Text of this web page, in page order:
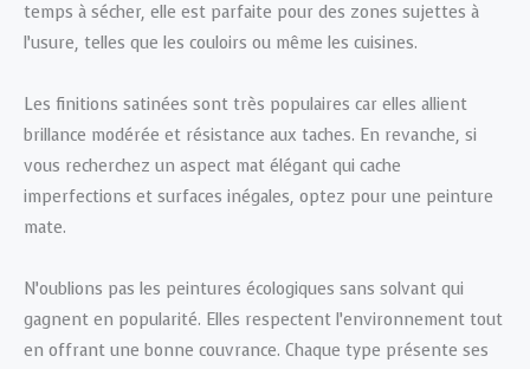
temps à sécher, elle est parfaite pour des zones sujettes à
l’usure, telles que les couloirs ou même les cuisines.
Les finitions satinées sont très populaires car elles allient
brillance modérée et résistance aux taches. En revanche, si
vous recherchez un aspect mat élégant qui cache
imperfections et surfaces inégales, optez pour une peinture
mate.
N’oublions pas les peintures écologiques sans solvant qui
gagnent en popularité. Elles respectent l’environnement tout
en offrant une bonne couvrance. Chaque type présente ses